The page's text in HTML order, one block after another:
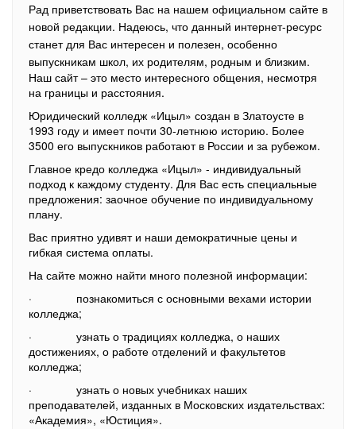
Рад приветствовать Вас на нашем официальном сайте в
новой редакции. Надеюсь, что данный интернет-ресурс
станет для Вас интересен и полезен, особенно
выпускникам школ, их родителям, родным и близким.
Наш сайт – это место интересного общения, несмотря
на границы и расстояния.
Юридический колледж «Ицыл» создан в Златоусте в
1993 году и имеет почти 30-летнюю историю. Более
3500 его выпускников работают в России и за рубежом.
Главное кредо колледжа «Ицыл» - индивидуальный
подход к каждому студенту. Для Вас есть специальные
предложения: заочное обучение по индивидуальному
плану.
Вас приятно удивят и наши демократичные цены и
гибкая система оплаты.
На сайте можно найти много полезной информации:
· познакомиться с основными вехами истории
колледжа;
· узнать о традициях колледжа, о наших
достижениях, о работе отделений и факультетов
колледжа;
· узнать о новых учебниках наших
преподавателей, изданных в Московских издательствах:
«Академия», «Юстиция».